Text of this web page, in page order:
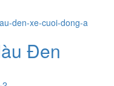
Đen